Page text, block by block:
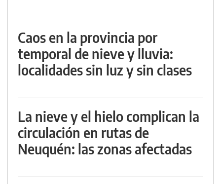
Caos en la provincia por
temporal de nieve y lluvia:
localidades sin luz y sin clases
La nieve y el hielo complican la
circulación en rutas de
Neuquén: las zonas afectadas